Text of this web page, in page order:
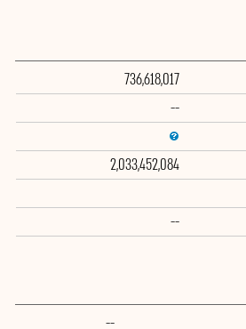
736,618,017
--
2,033,452,084
--
--